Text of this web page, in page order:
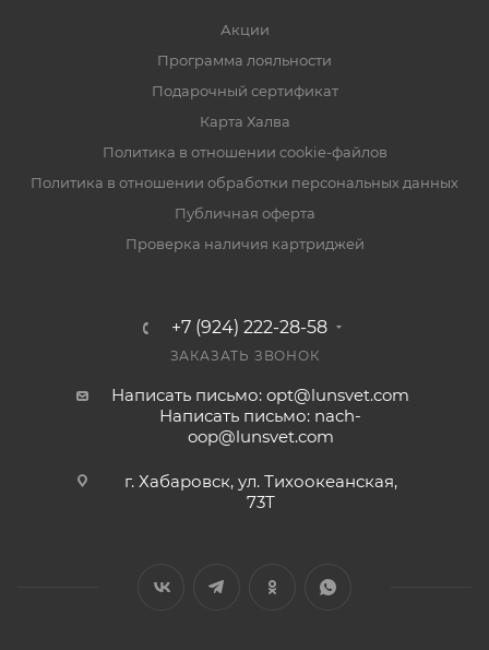
Акции
Программа лояльности
Подарочный сертификат
Карта Халва
Политика в отношении cookie-файлов
Политика в отношении обработки персональных данных
Публичная оферта
Проверка наличия картриджей
+7 (924) 222-28-58
ЗАКАЗАТЬ ЗВОНОК
Написать письмо: opt@lunsvet.com
Написать письмо: nach-
oop@lunsvet.com
г. Хабаровск, ул. Тихоокеанская,
73Т